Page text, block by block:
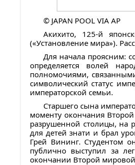
© JAPAN POOL VIA AP
Акихито, 125-й
(«Установление мира»).
Для начала проясним:
определяется волей
полномочиями,
символический статус
императорской семьи.
Старшего сына
моменту окончания
разрушенной столицы, на
для детей знати и брал
Грей Вининг. Студентом
публично выступил за
окончании Второй